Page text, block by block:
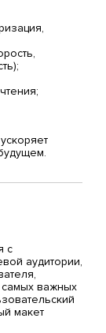
с
аудитории,
важных
макет